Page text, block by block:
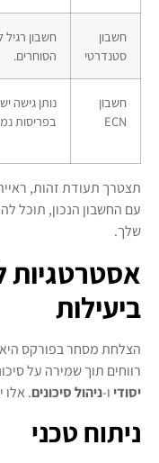
חשבון
סטנדרטי
חשבון רגיל
הסוחרים.
חשבון
ECN
נותן גישה
בפריסות
תצטרך תעודת זהות,
עם החשבון הנכון, תוכל
שלך.
ביעילות
הצלחת מסחר בפורקס
רווחים תוך שמירה על
יסודיו-ניהול סיכונים. אלו
ניתוח טכני